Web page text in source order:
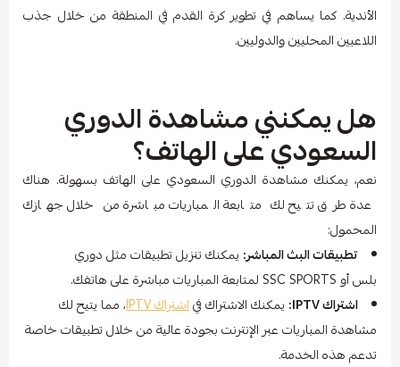
الأندية. كما يساهم في تطوير كرة القدم في المنطقة من خلال جذب
اللاعبين المحليين والدوليين.
هل يمكنني مشاهدة الدوري
السعودي على الهاتف؟
نعم، يمكنك مشاهدة الدوري السعودي على الهاتف بسهولة. هناك
عدة طرق تتيح لك متابعة المباريات مباشرة من خلال جهازك
المحمول:
تطبيقات البث المباشر: يمكنك تنزيل تطبيقات مثل دوري
بلس أو SSC SPORTS لمتابعة المباريات مباشرة على هاتفك.
اشتراك IPTV:
يمكنك الاشتراك فياشتراك IPTV
، مما يتيح لك
مشاهدة المباريات عبر الإنترنت بجودة عالية من خلال تطبيقات خاصة
تدعم هذه الخدمة.